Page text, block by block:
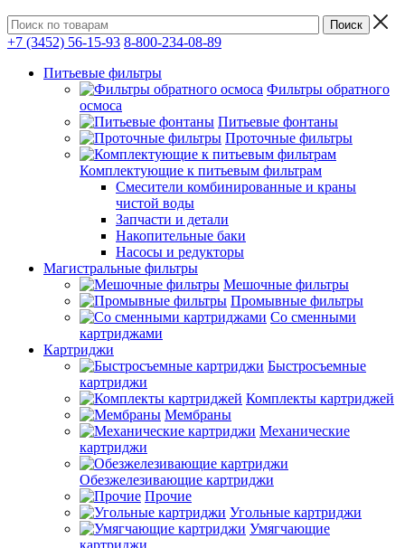
+7 (3452) 56-15-93 8-800-234-08-89
Питьевые фильтры
Фильтры обратного
осмоса
Питьевые фонтаны
Проточные фильтры
Комплектующие к питьевым фильтрам
Смесители комбинированные и краны
чистой воды
Запчасти и детали
Накопительные баки
Насосы и редукторы
Магистральные фильтры
Мешочные фильтры
Промывные фильтры
Со сменными
картриджами
Картриджи
Быстросъемные
картриджи
Комплекты картриджей
Мембраны
Механические
картриджи
Обезжелезивающие картриджи
Прочие
Угольные картриджи
Умягчающие
картриджи